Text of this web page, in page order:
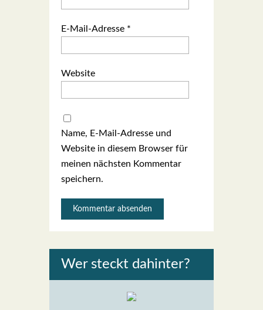
E-Mail-Adresse *
Website
Name, E-Mail-Adresse und
Website in diesem Browser für
meinen nächsten Kommentar
speichern.
Wer steckt dahin­ter?